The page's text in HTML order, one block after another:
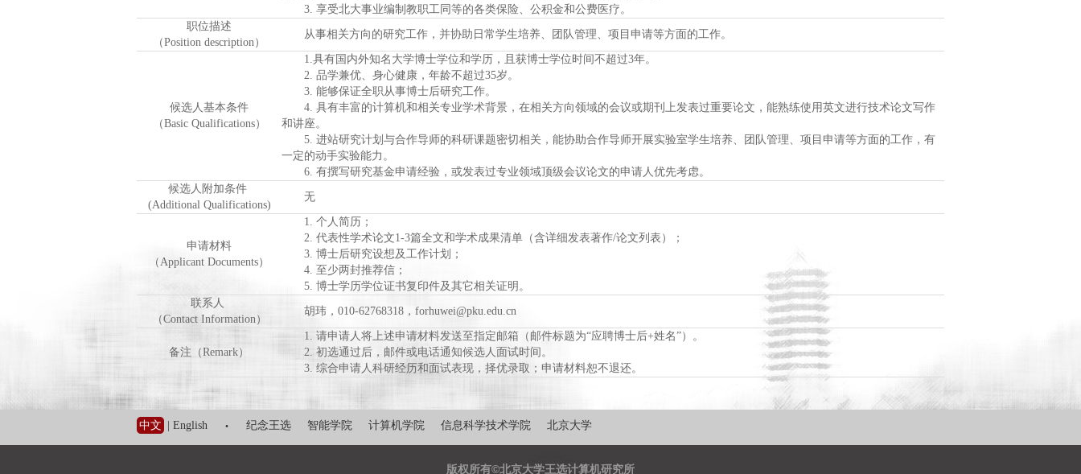
3. 享受北大事业编制教职工同等的各类保险、公积金和公费医疗。
职位描述
（Position description）
从事相关方向的研究工作，并协助日常学生培养、团队管理、项目申请等方面的工作。
候选人基本条件
（Basic Qualifications）
1.具有国内外知名大学博士学位和学历，且获博士学位时间不超过3年。
2. 品学兼优、身心健康，年龄不超过35岁。
3. 能够保证全职从事博士后研究工作。
4. 具有丰富的计算机和相关专业学术背景，在相关方向领域的会议或期刊上发表过重要论文，能熟练使用英文进行技术论文写作
和讲座。
5. 进站研究计划与合作导师的科研课题密切相关，能协助合作导师开展实验室学生培养、团队管理、项目申请等方面的工作，有
一定的动手实验能力。
6. 有撰写研究基金申请经验，或发表过专业领域顶级会议论文的申请人优先考虑。
候选人附加条件
(Additional Qualifications)
无
申请材料
（Applicant Documents）
1. 个人简历；
2. 代表性学术论文1-3篇全文和学术成果清单（含详细发表著作/论文列表）；
3. 博士后研究设想及工作计划；
4. 至少两封推荐信；
5. 博士学历学位证书复印件及其它相关证明。
联系人
（Contact Information）
胡玮，010-62768318，forhuwei@pku.edu.cn
备注（Remark）
1. 请申请人将上述申请材料发送至指定邮箱（邮件标题为“应聘博士后+姓名”）。
2. 初选通过后，邮件或电话通知候选人面试时间。
3. 综合申请人科研经历和面试表现，择优录取；申请材料恕不退还。
中文 English · 纪念王选 智能学院 计算机学院 信息科学技术学院 北京大学
版权所有©北京大学王选计算机研究所